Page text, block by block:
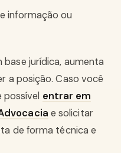
informação ou
jurídica, aumenta
a posição. Caso você
possível entrar em
e solicitar
de forma técnica e